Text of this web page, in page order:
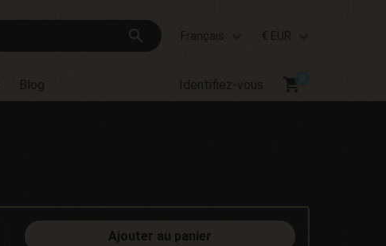
search Français € EUR
Blog Identifiez-vous shopping_cart
Ajouter au panier